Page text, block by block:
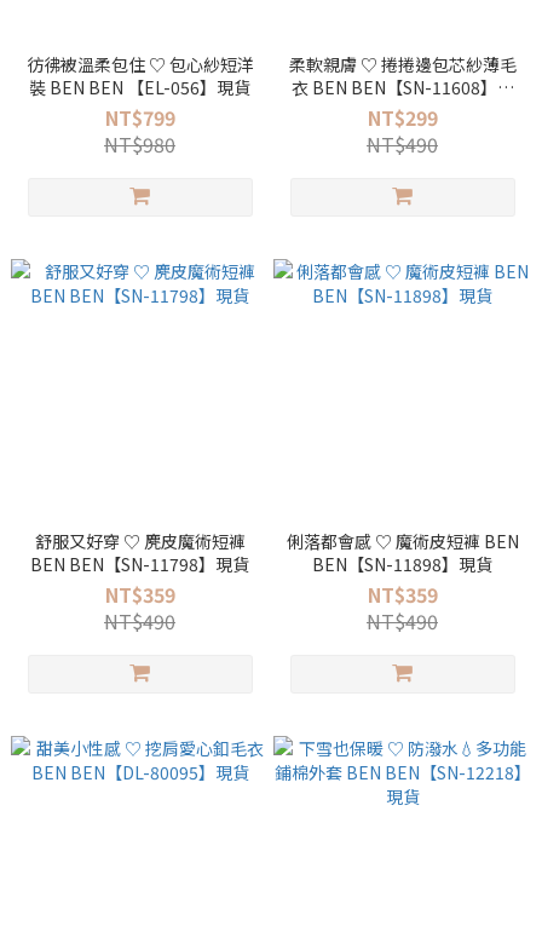
彷彿被溫柔包住 ♡ 包心紗短洋
裝 BEN BEN 【EL-056】現貨
NT$799
NT$980
柔軟親膚 ♡ 捲捲邊包芯紗薄毛
衣 BEN BEN【SN-11608】現
貨
NT$299
NT$490
舒服又好穿 ♡ 麂皮魔術短褲
BEN BEN【SN-11798】現貨
NT$359
NT$490
俐落都會感 ♡ 魔術皮短褲 BEN
BEN【SN-11898】現貨
NT$359
NT$490